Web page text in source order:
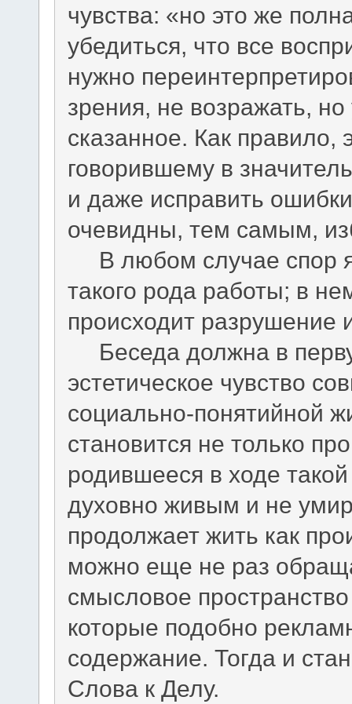
чувства: «но это же
убедиться, что все
нужно
зрения, не возражать,
сказанное. Как правило,
говорившему в
и даже исправить
очевидны, тем самым,
В любом случае спор
такого рода работы; в
происходит разрушение
Беседа должна в
эстетическое чувство
социально-понятийной
становится не только
родившееся в ходе
духовно живым и не
продолжает жить как
можно еще не раз
смысловое
которые подобно
содержание. Тогда и
Слова к Делу.